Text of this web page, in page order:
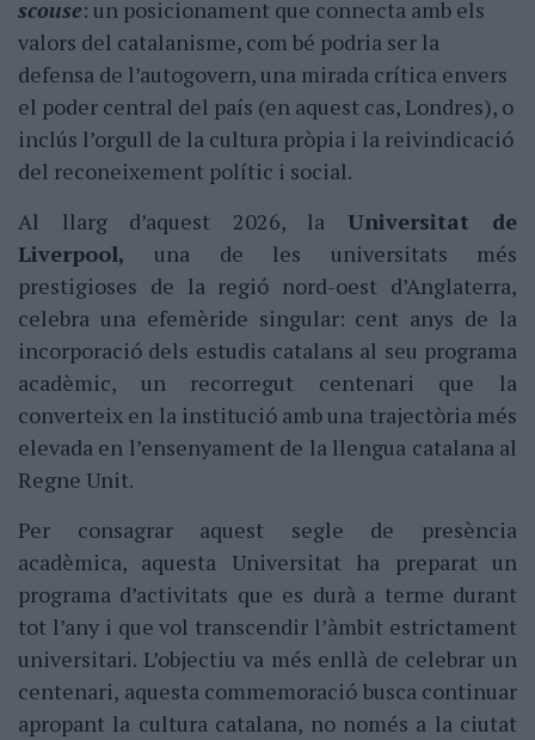
scouse: un posicionament que connecta amb els
valors del catalanisme, com bé podria ser la
defensa de l’autogovern, una mirada crítica envers
el poder central del país (en aquest cas, Londres), o
inclús l’orgull de la cultura pròpia i la reivindicació
del reconeixement polític i social.
Al llarg d’aquest 2026, la Universitat de
Liverpool,una de les universitats més
prestigioses de la regió nord-oest d’Anglaterra,
celebra una efemèride singular: cent anys de la
incorporació dels estudis catalans al seu programa
acadèmic, un recorregut centenari que la
converteix en la institució amb una trajectòria més
elevada en l’ensenyament de la llengua catalana al
Regne Unit.
Per consagrar aquest segle de presència
acadèmica, aquesta Universitat ha preparat un
programa d’activitats que es durà a terme durant
tot l’any i que vol transcendir l’àmbit estrictament
universitari. L’objectiu va més enllà de celebrar un
centenari, aquesta commemoració busca continuar
apropant la cultura catalana, no només a la ciutat